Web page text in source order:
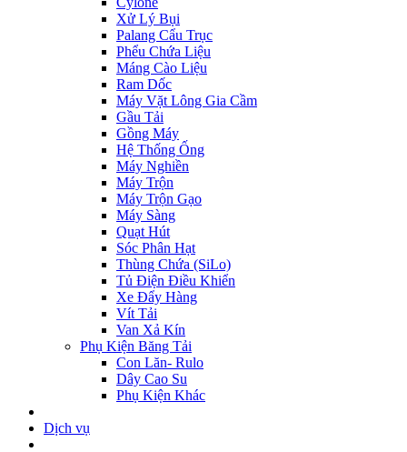
Xử Lý Bụi
Palang Cẩu Trục
Phểu Chứa Liệu
Máng Cào Liệu
Ram Dốc
Máy Vặt Lông Gia Cầm
Gầu Tải
Gồng Máy
Hệ Thống Ống
Máy Nghiền
Máy Trộn
Máy Trộn Gạo
Máy Sàng
Quạt Hút
Sóc Phân Hạt
Thùng Chứa (SiLo)
Tủ Điện Điều Khiển
Xe Đẩy Hàng
Vít Tải
Van Xả Kín
Phụ Kiện Băng Tải
Con Lăn- Rulo
Dây Cao Su
Phụ Kiện Khác
Dịch vụ